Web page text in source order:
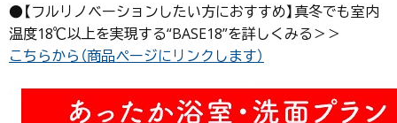
●【フルリノベーションしたい方におすすめ】真冬でも室内
温度18℃以上を実現する“BASE18”を詳しくみる＞＞
こちらから（商品ページにリンクします）